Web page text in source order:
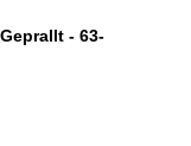
- 63-